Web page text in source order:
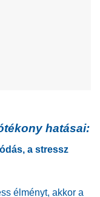
hatásai:
a stressz
élményt, akkor a